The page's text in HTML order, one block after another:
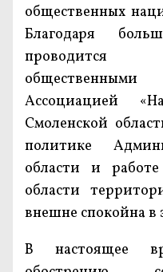
общественных
Благодаря
проводится
Ассоциацией
Смоленской
политике
области и
области
внешне спокойна в
В настоящее